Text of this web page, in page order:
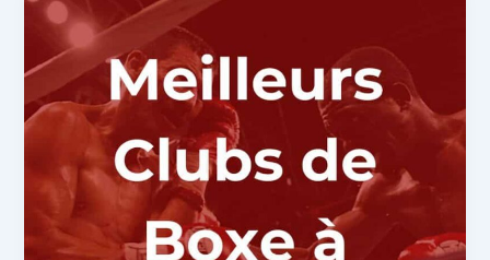
Choisir
?